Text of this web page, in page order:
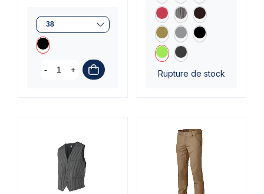
- + Rupture de stock